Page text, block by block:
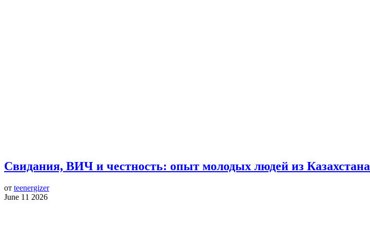
Свидания, ВИЧ и честность: опыт молодых людей из Казахстана
от teenergizer
June 11 2026